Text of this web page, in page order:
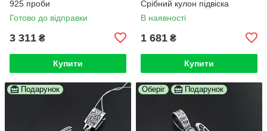
925 проби
Готово до відправки
3 311 ₴
Купити
Срібний кулон підвіска
Святий Миколай
В наявності
1 681 ₴
Купити
Подарунок Оберіг Подарунок